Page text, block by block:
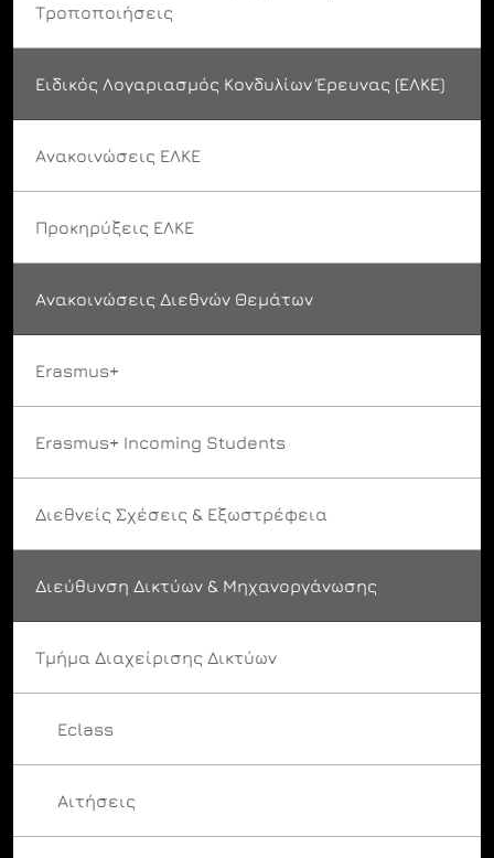
Τροποποιήσεις
Ειδικός Λογαριασμός Κονδυλίων Έρευνας (ΕΛΚΕ)
Ανακοινώσεις ΕΛΚΕ
Προκηρύξεις ΕΛΚΕ
Ανακοινώσεις Διεθνών Θεμάτων
Erasmus+
Erasmus+ Incoming Students
Διεθνείς Σχέσεις & Εξωστρέφεια
Διεύθυνση Δικτύων & Μηχανοργάνωσης
Τμήμα Διαχείρισης Δικτύων
Eclass
Αιτήσεις